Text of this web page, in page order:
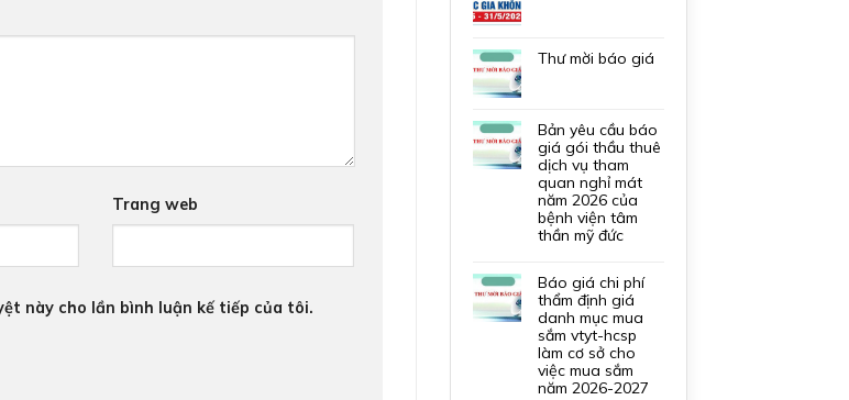
Trang web
này cho lần bình luận kế tiếp của tôi.
thư mời báo giá
bản yêu cầu báo
giá gói thầu thuê
dịch vụ tham
quan nghỉ mát
năm 2026 của
bệnh viện tâm
thần mỹ đức
báo giá chi phí
thẩm định giá
danh mục mua
sắm vtyt-hcsp
làm cơ sở cho
việc mua sắm
năm 2026-2027